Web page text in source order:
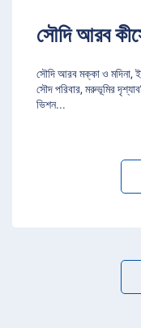
সৌদি আরব
সৌদি আরব মক্কা ও মদিনা,
সৌদ পরিবার, মরুভূমির
ভিশন...